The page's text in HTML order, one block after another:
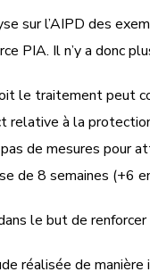
sur l’AIPD des
PIA. Il n’y a donc
le traitement
relative à la
de mesures pour
de 8 semaines (+6
le but de
réalisée de